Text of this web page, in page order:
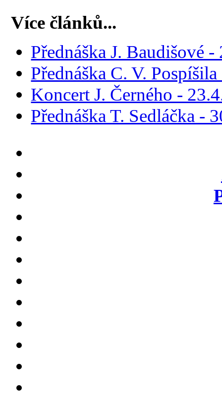
Více článků...
Přednáška J. Baudišové
Přednáška C. V.
Koncert J. Černého -
Přednáška T. Sedláčka -